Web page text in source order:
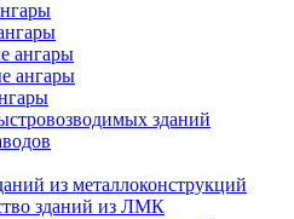
ангары
ангары
зданий
из металлоконструкций
зданий из ЛМК